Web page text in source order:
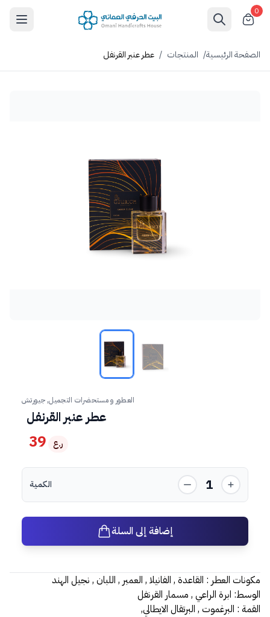
0
الصفحة الرئيسية/ المنتجات / عطر عنبر القرنفل
العطور و مستحضرات التجميل, جيورتش
عطر عنبر القرنفل
39 ر.ع
الكمية 1
إضافة إلى السلة
مكونات العطر : القاعدة , الفانيلا , العمبر , اللبان , نجيل الهند
الوسط: ابرة الراعي , مسمار القرنفل
القمة : البرغموت , البرتقال الايطالي,